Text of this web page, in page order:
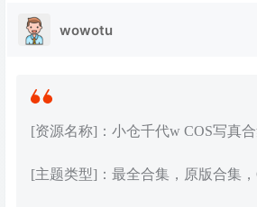
wowotu
[资源名称]：小仓千代w COS写真
[主题类型]：最全合集，原版合集